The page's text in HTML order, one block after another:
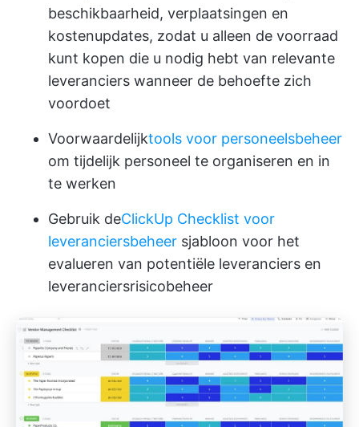
beschikbaarheid, verplaatsingen en
kostenupdates, zodat u alleen de voorraad
kunt kopen die u nodig hebt van relevante
leveranciers wanneer de behoefte zich
voordoet
Voorwaardelijktools voor personeelsbeheer
om tijdelijk personeel te organiseren en in
te werken
Gebruik deClickUp Checklist voor
leveranciersbeheer sjabloon voor het
evalueren van potentiële leveranciers en
leveranciersrisicobeheer